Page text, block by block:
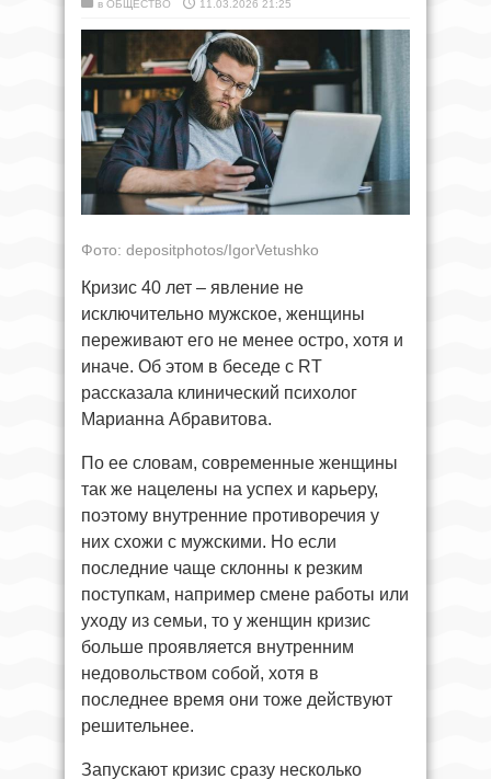
в ОБЩЕСТВО 11.03.2026 21:25
Фото: depositphotos/IgorVetushko
Кризис 40 лет – явление не
исключительно мужское, женщины
переживают его не менее остро, хотя и
иначе. Об этом в беседе с RT
рассказала клинический психолог
Марианна Абравитова.
По ее словам, современные женщины
так же нацелены на успех и карьеру,
поэтому внутренние противоречия у
них схожи с мужскими. Но если
последние чаще склонны к резким
поступкам, например смене работы или
уходу из семьи, то у женщин кризис
больше проявляется внутренним
недовольством собой, хотя в
последнее время они тоже действуют
решительнее.
Запускают кризис сразу несколько